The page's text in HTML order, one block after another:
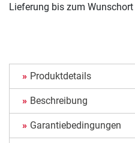
Lieferung bis zum Wunschort
Produktdetails
Beschreibung
Garantiebedingungen